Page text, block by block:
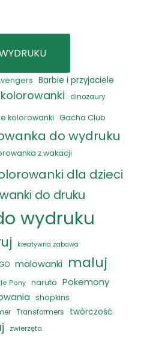
Barbie i przyjaciele
dinozaury
kolorowanki Gacha Club
do wydruku
z wakacji
dla dzieci
do druku
wydruku
kreatywna zabawa
malowanki maluj
Pony naruto Pokemony
shopkins
Transformers
twórczość
zwierzęta